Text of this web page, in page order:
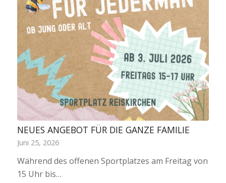
NEUES ANGEBOT FÜR DIE GANZE FAMILIE
Juni 25, 2026
Während des offenen Sportplatzes am Freitag von
15 Uhr bis…